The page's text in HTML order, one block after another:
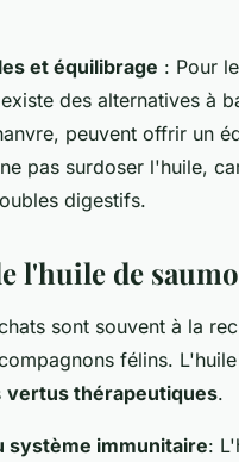
et équilibrage : Pour
des alternatives à
peuvent offrir un
pas surdoser l'huile,
digestifs.
l'huile de
sont souvent à la
félins.
vertus thérapeutiques.
système immunitaire: